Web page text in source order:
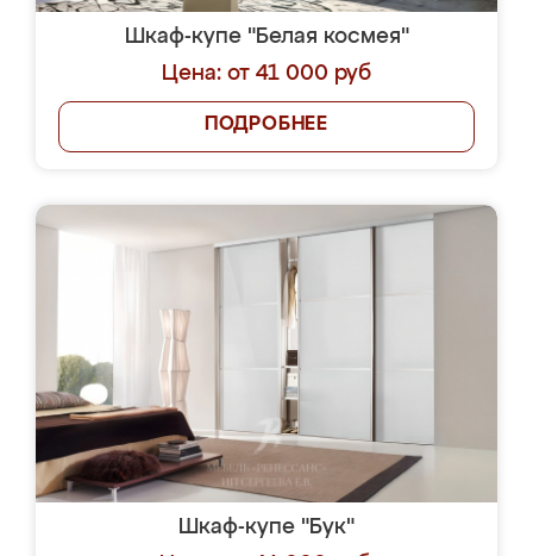
Шкаф-купе "Белая космея"
Цена: от 41 000 руб
ПОДРОБНЕЕ
Шкаф-купе "Бук"